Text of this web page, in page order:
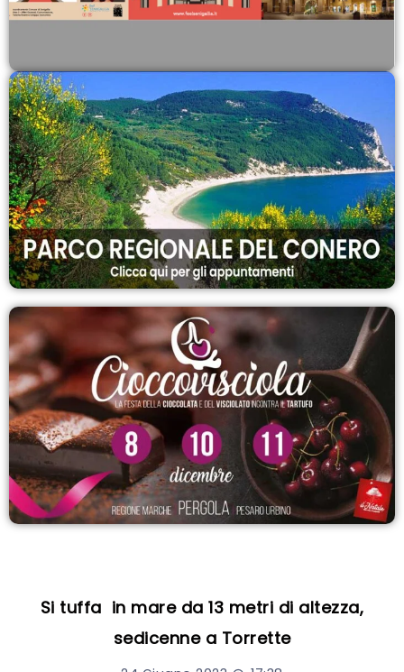
Si tuffa in mare da 13 metri di altezza,
sedicenne a Torrette